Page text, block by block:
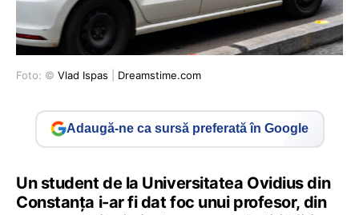
Foto: © Vlad Ispas Dreamstime.com
Adaugă-ne ca sursă preferată în Google
Un student de la Universitatea Ovidius din
Constanța i-ar fi dat foc unui profesor, din